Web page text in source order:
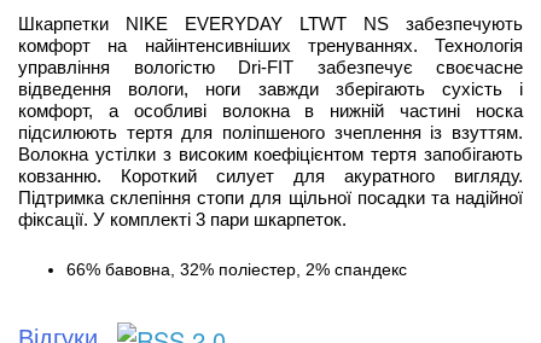
Шкарпетки NIKE EVERYDAY LTWT NS забезпечують
комфорт на найінтенсивніших тренуваннях. Технологія
управління вологістю Dri-FIT забезпечує своєчасне
відведення вологи, ноги завжди зберігають сухість і
комфорт, а особливі волокна в нижній частині носка
підсилюють тертя для поліпшеного зчеплення із взуттям.
Волокна устілки з високим коефіцієнтом тертя запобігають
ковзанню. Короткий силует для акуратного вигляду.
Підтримка склепіння стопи для щільної посадки та надійної
фіксації. У комплекті 3 пари шкарпеток.
66% бавовна, 32% полiестер, 2% спандекс